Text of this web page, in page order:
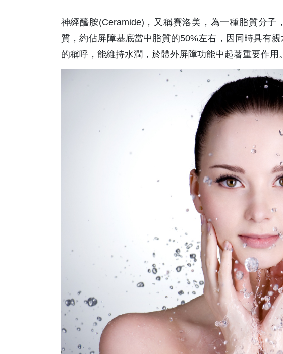
神經醯胺(Ceramide)，又稱賽洛美，為一種脂質分子
質，約佔屏障基底當中脂質的50%左右，因同時具有
的稱呼，能維持水潤，於體外屏障功能中起著重要作用。